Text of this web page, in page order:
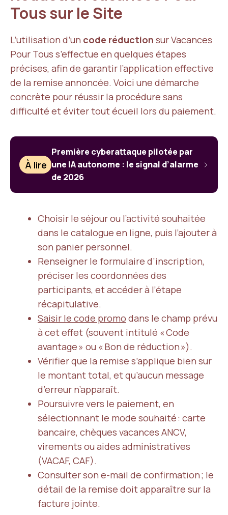
Tous sur le Site
L’utilisation d’un code réduction sur Vacances
Pour Tous s’effectue en quelques étapes
précises, afin de garantir l’application effective
de la remise annoncée. Voici une démarche
concrète pour réussir la procédure sans
difficulté et éviter tout écueil lors du paiement.
À lire
Première cyberattaque pilotée par
une IA autonome : le signal d’alarme
de 2026
Choisir le séjour ou l’activité souhaitée
dans le catalogue en ligne, puis l’ajouter à
son panier personnel.
Renseigner le formulaire d’inscription,
préciser les coordonnées des
participants, et accéder à l’étape
récapitulative.
Saisir le code promo dans le champ prévu
à cet effet (souvent intitulé « Code
avantage » ou « Bon de réduction »).
Vérifier que la remise s’applique bien sur
le montant total, et qu’aucun message
d’erreur n’apparaît.
Poursuivre vers le paiement, en
sélectionnant le mode souhaité : carte
bancaire, chèques vacances ANCV,
virements ou aides administratives
(VACAF, CAF).
Consulter son e-mail de confirmation ; le
détail de la remise doit apparaître sur la
facture jointe.